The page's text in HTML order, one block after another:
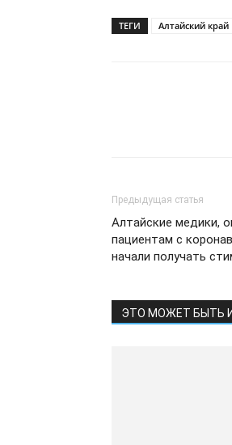
ТЕГИ Алтайский край
Предыдущая статья
Алтайские медики,
пациентам с
начали получать
ЭТО МОЖЕТ БЫТЬ